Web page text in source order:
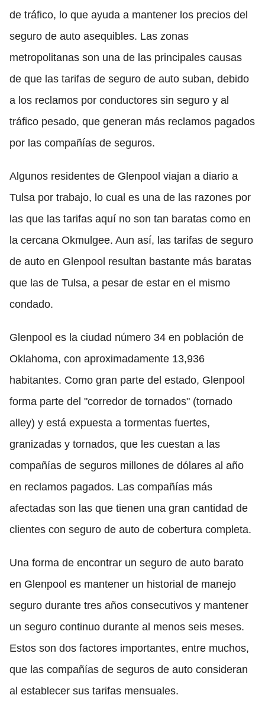
de tráfico, lo que ayuda a mantener los precios del
seguro de auto asequibles. Las zonas
metropolitanas son una de las principales causas
de que las tarifas de seguro de auto suban, debido
a los reclamos por conductores sin seguro y al
tráfico pesado, que generan más reclamos pagados
por las compañías de seguros.
Algunos residentes de Glenpool viajan a diario a
Tulsa por trabajo, lo cual es una de las razones por
las que las tarifas aquí no son tan baratas como en
la cercana Okmulgee. Aun así, las tarifas de seguro
de auto en Glenpool resultan bastante más baratas
que las de Tulsa, a pesar de estar en el mismo
condado.
Glenpool es la ciudad número 34 en población de
Oklahoma, con aproximadamente 13,936
habitantes. Como gran parte del estado, Glenpool
forma parte del "corredor de tornados" (tornado
alley) y está expuesta a tormentas fuertes,
granizadas y tornados, que les cuestan a las
compañías de seguros millones de dólares al año
en reclamos pagados. Las compañías más
afectadas son las que tienen una gran cantidad de
clientes con seguro de auto de cobertura completa.
Una forma de encontrar un seguro de auto barato
en Glenpool es mantener un historial de manejo
seguro durante tres años consecutivos y mantener
un seguro continuo durante al menos seis meses.
Estos son dos factores importantes, entre muchos,
que las compañías de seguros de auto consideran
al establecer sus tarifas mensuales.